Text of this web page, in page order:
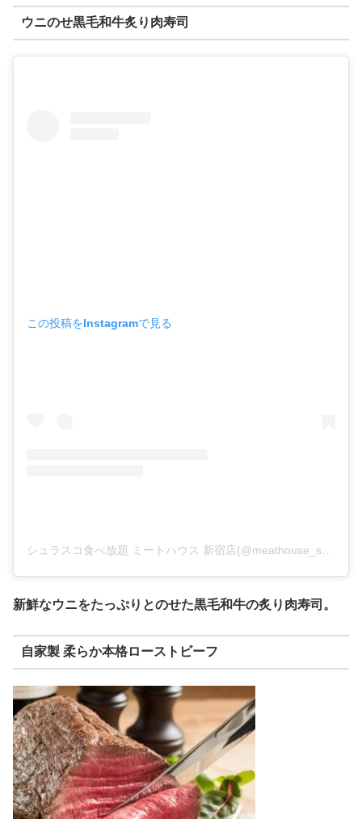
ウニのせ黒毛和牛炙り肉寿司
この投稿をInstagramで見る
新鮮なウニをたっぷりとのせた黒毛和牛の炙り肉寿司。
自家製 柔らか本格ローストビーフ